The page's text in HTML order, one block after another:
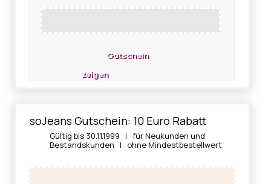
Gutschein
zeigen
soJeans Gutschein: 10 Euro Rabatt
Gültig bis 30.11.1999 | für Neukunden und
Bestandskunden | ohne Mindestbestellwert